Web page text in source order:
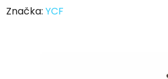
Značka: YCF